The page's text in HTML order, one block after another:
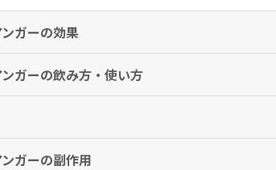
ガーの効果
た負の感情をケアする作用が期待できる舌下スプレーで
ガーの飲み方・使い方
レーします。
にアレルギー反応を示す方は、使用をお控えください。
ガーの副作用